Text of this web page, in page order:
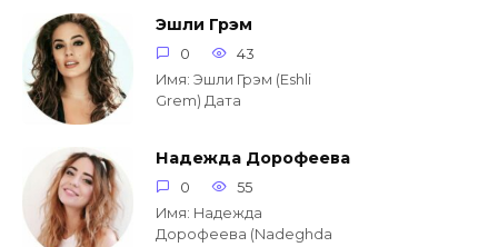
Эшли Грэм
0
43
Имя: Эшли Грэм (Eshli
Grem) Дата
Надежда Дорофеева
0
55
Имя: Надежда
Дорофеева (Nadeghda